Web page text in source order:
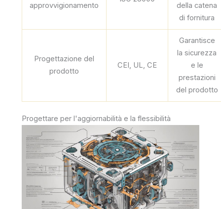
approvvigionamento
della catena
di fornitura
Progettazione del
prodotto
CEI, UL, CE
Garantisce
la sicurezza
e le
prestazioni
del prodotto
Progettare per l'aggiornabilità e la flessibilità